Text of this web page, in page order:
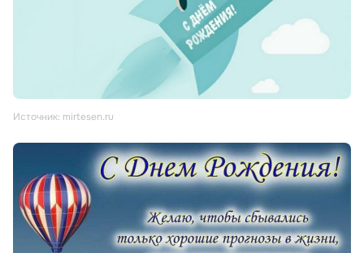
Источник: mirtesen.ru